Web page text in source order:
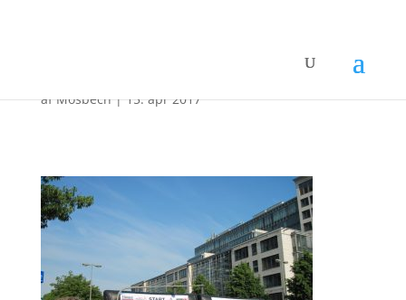
01-start-maal-omraade
afMosbech|15. apr 2017